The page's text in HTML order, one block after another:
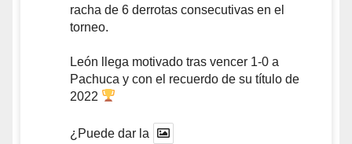
racha de 6 derrotas consecutivas en el
torneo.
León llega motivado tras vencer 1-0 a
Pachuca y con el recuerdo de su título de
2022
¿Puede dar la